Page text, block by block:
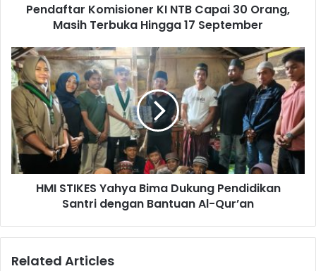
Pendaftar Komisioner KI NTB Capai 30 Orang,
Masih Terbuka Hingga 17 September
HMI STIKES Yahya Bima Dukung Pendidikan
Santri dengan Bantuan Al-Qur’an
Related Articles